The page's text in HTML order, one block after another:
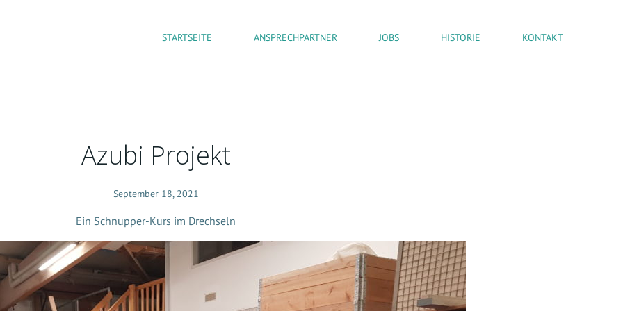
STARTSEITE ANSPRECHPARTNER JOBS HISTORIE KONTAKT
Azubi Projekt
September 18, 2021
Ein Schnupper-Kurs im Drechseln